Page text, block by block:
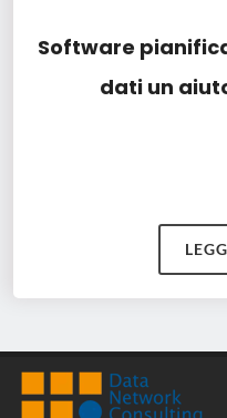
Software
dati un